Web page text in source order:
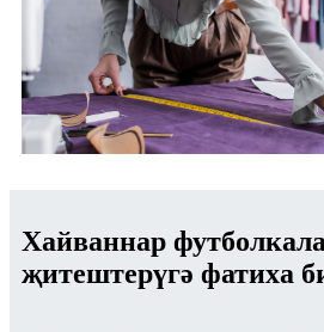
Хайваннар
җитештерүгә фатиха